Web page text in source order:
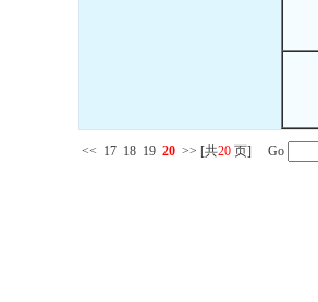
<< 17 18 19 20 >> [共20 页] Go